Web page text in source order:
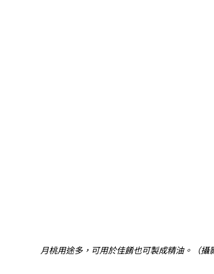
月桃用途多，可用於佳餚也可製成精油。（攝